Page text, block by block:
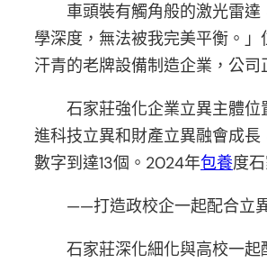
車頭裝有觸角般的激光雷
學深度，無法被我完美平衡。
汗青的老牌設備制造企業，公
石家莊強化企業立異主體位
進科技立異和財產立異融會成
數字到達13個。2024年包養度
——打造政校企一起配合立
石家莊深化細化與高校一